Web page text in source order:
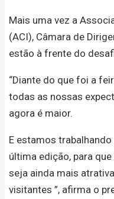
Mais uma vez a
(ACI), Câmara de
estão à frente do
“Diante do que foi a
todas as nossas
agora é maior.
E estamos
última edição, para
seja ainda mais
visitantes ”, afirma o